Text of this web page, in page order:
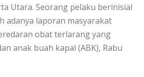
Utara. Seorang pelaku berinisial
adanya laporan masyarakat
obat terlarang yang
anak buah kapal (ABK), Rabu